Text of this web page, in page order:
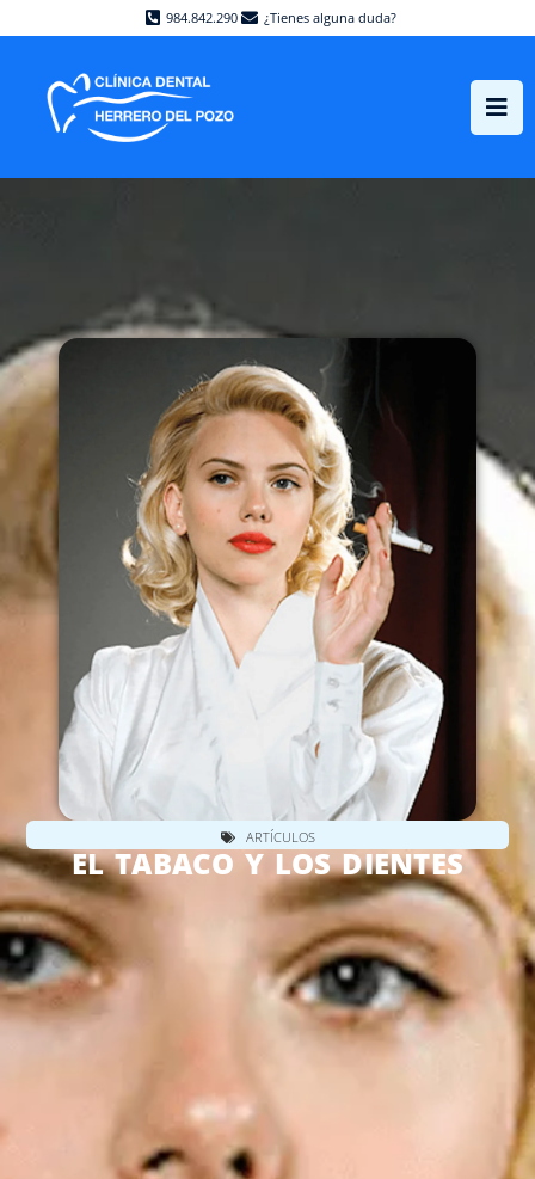
984.842.290 ¿Tienes alguna duda?
ARTÍCULOS
EL TABACO Y LOS DIENTES